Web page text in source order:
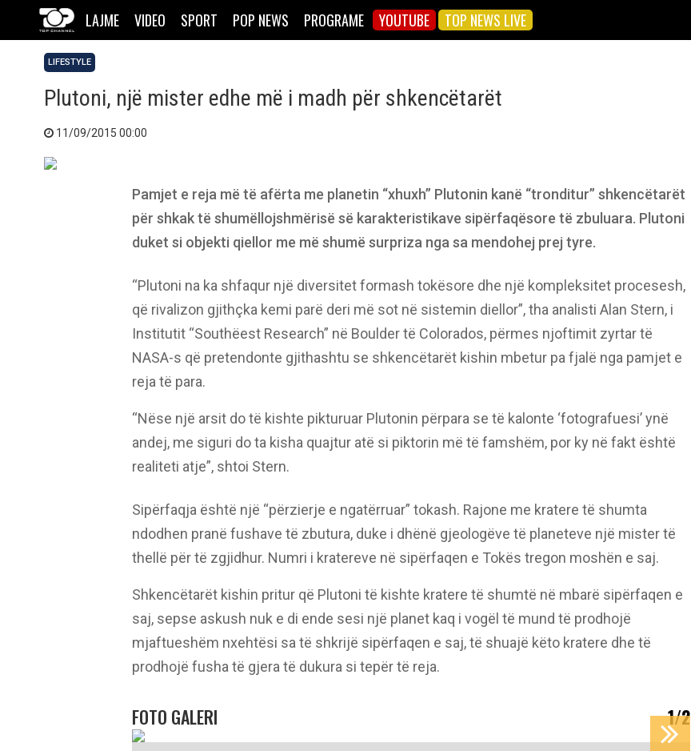
LAJME VIDEO SPORT POP NEWS PROGRAME YOUTUBE TOP NEWS LIVE
LIFESTYLE
Plutoni, një mister edhe më i madh për shkencëtarët
11/09/2015 00:00
Pamjet e reja më të afërta me planetin “xhuxh” Plutonin kanë “tronditur” shkencëtarët
për shkak të shumëllojshmërisë së karakteristikave sipërfaqësore të zbuluara. Plutoni
duket si objekti qiellor me më shumë surpriza nga sa mendohej prej tyre.
“Plutoni na ka shfaqur një diversitet formash tokësore dhe një kompleksitet procesesh,
që rivalizon gjithçka kemi parë deri më sot në sistemin diellor”, tha analisti Alan Stern, i
Institutit “Southëest Research” në Boulder të Colorados, përmes njoftimit zyrtar të
NASA-s që pretendonte gjithashtu se shkencëtarët kishin mbetur pa fjalë nga pamjet e
reja të para.
“Nëse një arsit do të kishte pikturuar Plutonin përpara se të kalonte ‘fotografuesi’ ynë
andej, me siguri do ta kisha quajtur atë si piktorin më të famshëm, por ky në fakt është
realiteti atje”, shtoi Stern.
Sipërfaqja është një “përzierje e ngatërruar” tokash. Rajone me kratere të shumta
ndodhen pranë fushave të zbutura, duke i dhënë gjeologëve të planeteve një mister të
thellë për të zgjidhur. Numri i kratereve në sipërfaqen e Tokës tregon moshën e saj.
Shkencëtarët kishin pritur që Plutoni të kishte kratere të shumtë në mbarë sipërfaqen e
saj, sepse askush nuk e di ende sesi një planet kaq i vogël të mund të prodhojë
mjaftueshëm nxehtësi sa të shkrijë sipërfaqen e saj, të shuajë këto kratere dhe të
prodhojë fusha të gjera të dukura si tepër të reja.
FOTO GALERI 1/2